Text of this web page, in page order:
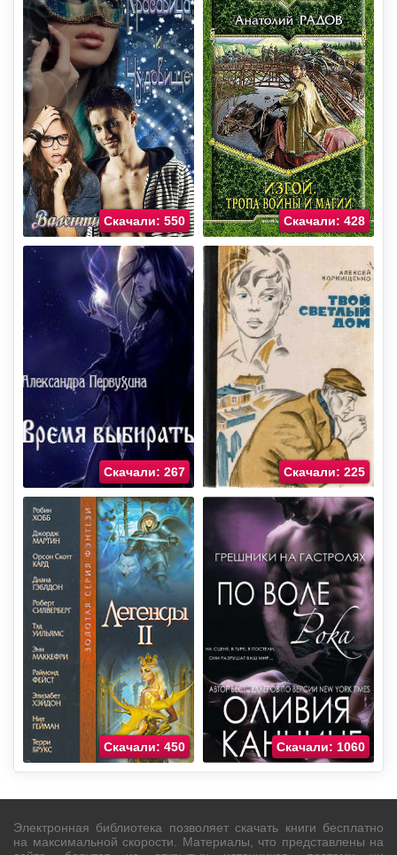
Скачали: 550 Скачали: 428
Скачали: 267 Скачали: 225
Скачали: 450 Скачали: 1060
Электронная библиотека позволяет скачать книги бесплатно
на максимальной скорости. Материалы, что представлены на